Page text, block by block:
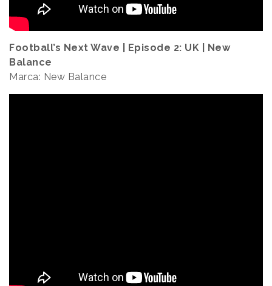
Football’s Next Wave | Episode 2: UK | New
Balance
Marca: New Balance